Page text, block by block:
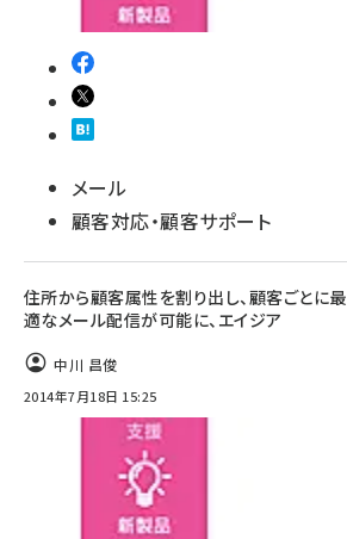
メール
顧客対応・顧客サポート
住所から顧客属性を割り出し、顧客ごとに最
適なメール配信が可能に、エイジア
中川 昌俊
2014年7月18日 15:25